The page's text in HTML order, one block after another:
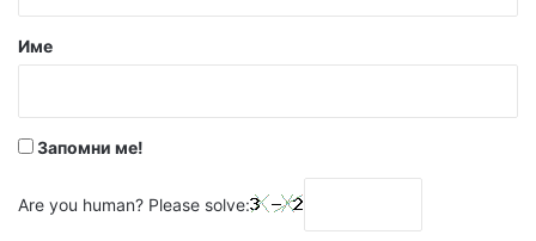
р
Име
Запомни ме!
Are you human? Please solve: